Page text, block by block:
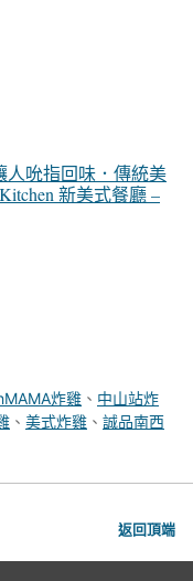
人吮指回味．傳統美
新美式餐廳 –
炸雞 、 中山站炸
、 美式炸雞 、 誠品南西
返回頂端